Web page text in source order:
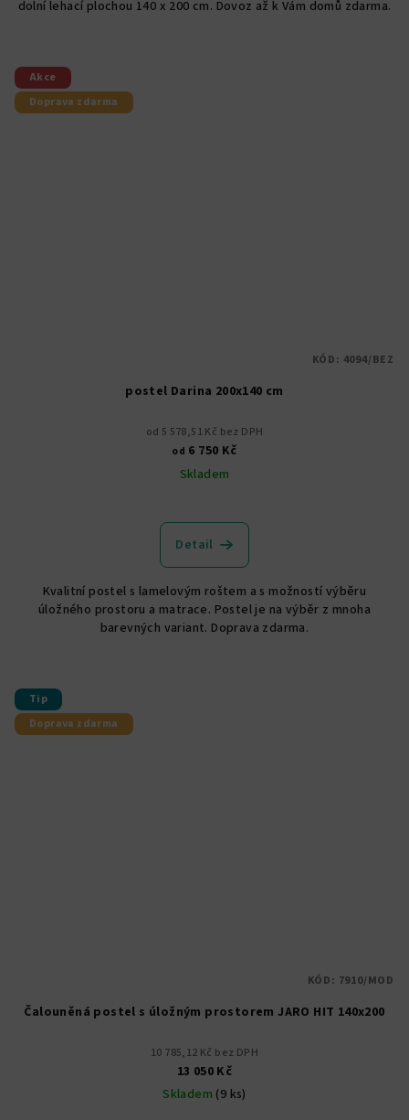
5
dolní lehací plochou 140 x 200 cm. Dovoz až k Vám domů zdarma.
Akce
Doprava zdarma
postel Darina 200x140 cm
od 5 578,51 Kč bez DPH
od 6 750 Kč
Skladem
Detail
Kvalitní postel s lamelovým roštem a s možností výběru
úložného prostoru a matrace. Postel je na výběr z mnoha
barevných variant. Doprava zdarma.
KÓD: 4094/BEZ
Tip
Doprava zdarma
Čalouněná postel s úložným prostorem JARO HIT 140x200
10 785,12 Kč bez DPH
13 050 Kč
Skladem (9 ks)
KÓD: 7910/MOD